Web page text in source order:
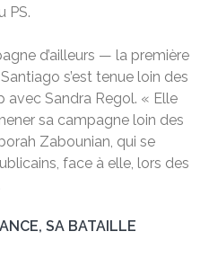
PS.
d’ailleurs — la première
s’est tenue loin des
avec Sandra Regol. « Elle
sa campagne loin des
Zabounian, qui se
face à elle, lors des
SA BATAILLE